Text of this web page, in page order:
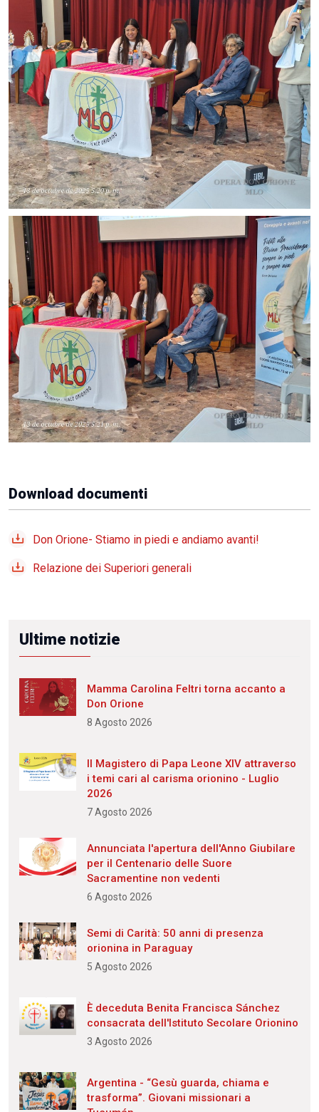
Download documenti
Don Orione- Stiamo in piedi e andiamo avanti!
Relazione dei Superiori generali
Ultime notizie
Mamma Carolina Feltri torna accanto a
Don Orione
8 Agosto 2026
Il Magistero di Papa Leone XIV attraverso
i temi cari al carisma orionino - Luglio
2026
7 Agosto 2026
Annunciata l'apertura dell'Anno Giubilare
per il Centenario delle Suore
Sacramentine non vedenti
6 Agosto 2026
Semi di Carità: 50 anni di presenza
orionina in Paraguay
5 Agosto 2026
È deceduta Benita Francisca Sánchez
consacrata dell'Istituto Secolare Orionino
3 Agosto 2026
Argentina - “Gesù guarda, chiama e
trasforma”. Giovani missionari a